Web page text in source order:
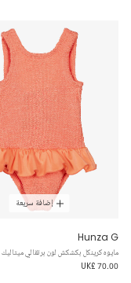
إضافة سريعة
Hunza G
مايوه كرينكل بكشكش لون برتقالي ميتاليك
UK£ 70.00